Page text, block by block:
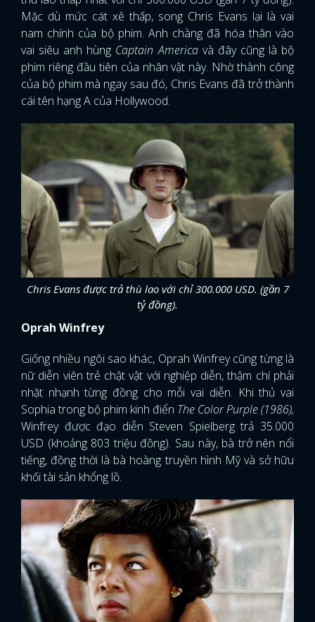
Mặc dù mức cát xê thấp, song Chris Evans lại là vai
nam chính của bộ phim. Anh chàng đã hóa thân vào
vai siêu anh hùng Captain Americavà đây cũng là bộ
phim riêng đầu tiên của nhân vật này. Nhờ thành công
của bộ phim mà ngay sau đó, Chris Evans đã trở thành
cái tên hạng A của Hollywood.
Chris Evans được trả thù lao với chỉ 300.000 USD. (gần 7
tỷ đồng).
Oprah Winfrey
Giống nhiều ngôi sao khác, Oprah Winfrey cũng từng là
nữ diễn viên trẻ chật vật với nghiệp diễn, thậm chí phải
nhặt nhạnh từng đồng cho mỗi vai diễn. Khi thủ vai
Sophia trong bộ phim kinh điển The Color Purple (1986),
Winfrey được đạo diễn Steven Spielberg trả 35.000
USD (khoảng 803 triệu đồng). Sau này, bà trở nên nổi
tiếng, đồng thời là bà hoàng truyền hình Mỹ và sở hữu
khối tài sản khổng lồ.